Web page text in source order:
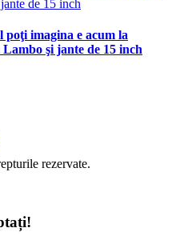
imagina e acum la
şi jante de 15 inch
rezervate.